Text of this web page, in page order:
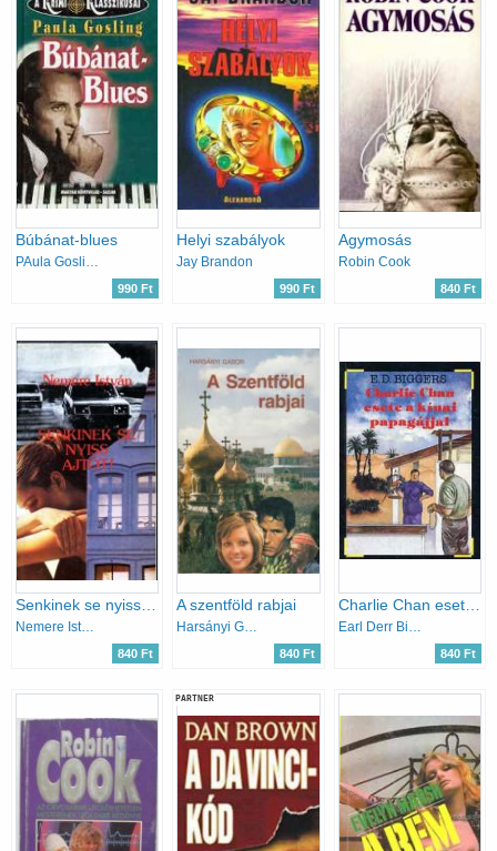
Búbánat-blues
990 Ft
Helyi szabályok
Jay Brandon
990 Ft
Agymosás
Robin Cook
840 Ft
Nemere István
840 Ft
A szentföld rabjai
Harsányi Gábor
840 Ft
Charlie Chan esete a kínai papagájjal
Earl Derr Biggers
840 Ft
PARTNER